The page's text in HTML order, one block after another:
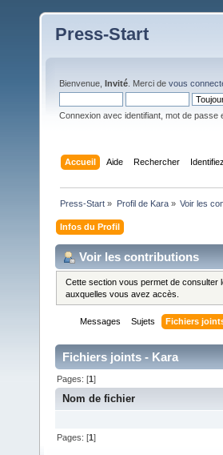
Press-Start
Bienvenue, Invité . Merci de vous
Connexion avec identifiant, mot de passe
Accueil Aide Rechercher
Press-Start » Profil de Kara» Voir les
Infos du Profil
Voir les contributions
Cette section vous permet de consulter
auxquelles vous avez accès.
Messages Sujets Fichiers
Fichiers joints - Kara
Pages: [1]
Nom de fichier
Pages: [1]